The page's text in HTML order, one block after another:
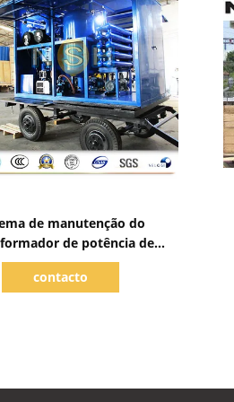
de manutenção do
de potência de
de óleo de transformador
vácuo 110 kV-500 kV
contacto